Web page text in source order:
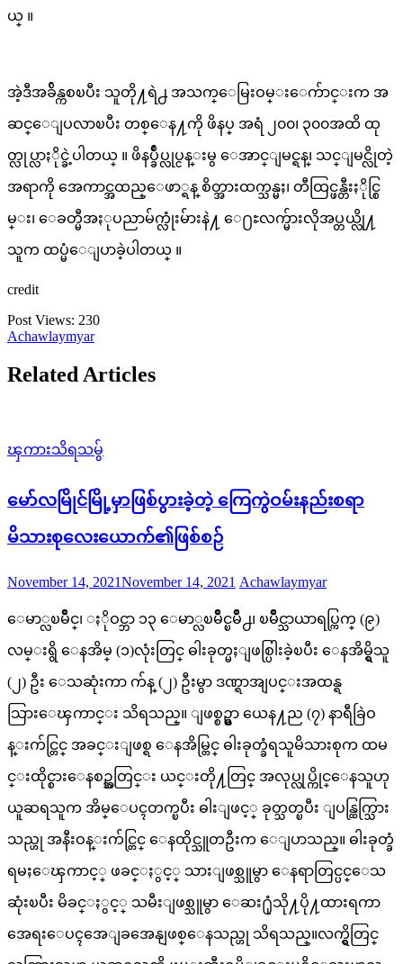
ယ္ ။
အဲ့ဒီအခ်ိန္ကစၿပီး သူတို႔ရဲ႕ အသက္ေမြးဝမ္းေက်ာင္းက အ
ဆင္ေျပလာၿပီး တစ္ေန႔ကို ဖိနပ္ အရံ ၂၀၀၊ ၃၀၀အထိ ထု
တ္လုပ္လာႏိုင္ခဲ့ပါတယ္ ။ ဖိနပ္ခ်ဳပ္လုပ္ငန္းမွ ေအာင္ျမင္ရန္၊ သင္ျမင္လိုတဲ့
အရာကို အေကာင္အထည္ေဖာ္ရန္ စိတ္အားထက္သန္မႈ၊ တီထြင္ဖန္တီးႏိုင္စြ
မ္း၊ ေခတ္မီအႏုပညာမ်က္လုံးမ်ားနဲ႔ ေ႐ႊလက္မ်ားလိုအပ္တယ္လို႔
သူက ထပ္မံေျပာခဲ့ပါတယ္ ။
credit
Post Views: 230
Achawlaymyar
Related Articles
ၾကားသိရသမွ်
မော်လမြိုင်မြို့မှာဖြစ်ပွားခဲ့တဲ့ ကြေကွဲဝမ်းနည်းစရာ
မိသားစုလေးယောက်၏ဖြစ်စဉ်
Posted
November 14, 2021November 14, 2021 Author
Achawlaymyar
ေမာ္လၿမိဳင္၊ ႏိုဝင္ဘာ ၁၃ ေမာ္လၿမိဳင္ၿမိဳ႕၊ ၿမိဳင္သာယာရပ္ကြက္ (၉)
လမ္းရွိ ေနအိမ္ (၁)လုံးတြင္ ဓါးခုတ္မႈျဖစ္ပြါးခဲ့ၿပီး ေနအိမ္ရွိသူ
(၂) ဦး ေသဆုံးကာ က်န္ (၂) ဦးမွာ ဒဏ္ရာအျပင္းအထန္ရ
သြားေၾကာင္း သိရသည္။ ျဖစ္စဥ္မွာ ယေန႔ည (၇) နာရီခြဲဝ
န္းက်င္တြင္ အခင္းျဖစ္ရ ေနအိမ္တြင္ ဓါးခုတ္ခံရသူမိသားစုက ထမ
င္းထိုင္စားေနစဥ္အတြင္း ယင္းတို႔တြင္ အလုပ္လုပ္ကိုင္ေနသူဟု
ယူဆရသူက အိမ္ေပၚတက္ၿပီး ဓါးျဖင့္ ခုတ္သတ္ၿပီး ျပန္ထြက္သြား
သည္ဟု အနီးဝန္းက်င္တြင္ ေနထိုင္သူတဦးက ေျပာသည္။ ဓါးခုတ္ခံ
ရမႈေၾကာင့္ ဖခင္ႏွင့္ သားျဖစ္သူမွာ ေနရာတြင္ပင္ေသ
ဆုံးၿပီး မိခင္ႏွင့္ သမီးျဖစ္သူမွာ ေဆး႐ုံသို႔ပို႔ထားရကာ
အေရးေပၚအေျခအေနျဖစ္ေနသည္ဟု သိရသည္။လက္ရွိတြင္